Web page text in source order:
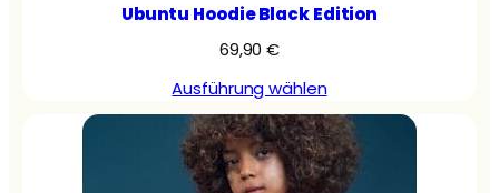
Ubuntu Hoodie Black Edition
69,90€
Ausführung wählen